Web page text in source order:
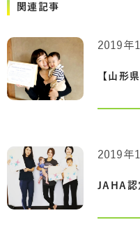
関連記事
2019年
2019年